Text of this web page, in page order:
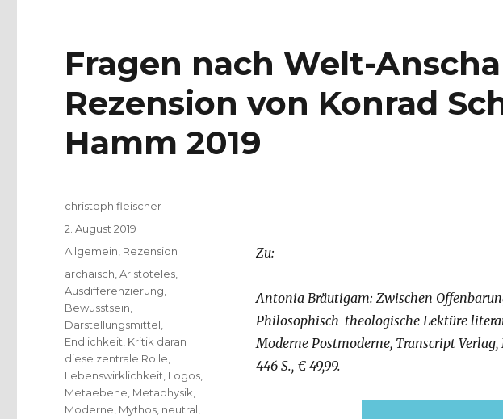
Fragen nach Welt-
Rezension von Konrad
Hamm 2019
Zu:
Antonia Bräutigam: Zwischen
Philosophisch-theologische Lektüre
Moderne Postmoderne, Transcript Verlag,
446 S., € 49,99.
Autor
christoph.fleischer
Veröffentlicht
am
2. August 2019
Kategorien
Allgemein Rezension
Schlagwörter
archaisch ,Aristoteles
Ausdifferenzierung
Bewusstsein
Darstellungsmittel
Endlichkeit Kritik daran
diese zentrale Rolle
Lebenswirklichkeit Logos
Metaebene Metaphysik
Moderne Mythos neutral